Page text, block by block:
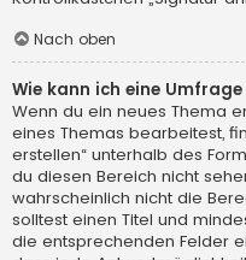
Nach oben
Wie kann ich eine
Wenn du ein neues Thema
eines Themas bearbeitest,
erstellen“ unterhalb des
du diesen Bereich nicht
wahrscheinlich nicht die
solltest einen Titel und
die entsprechenden Felder